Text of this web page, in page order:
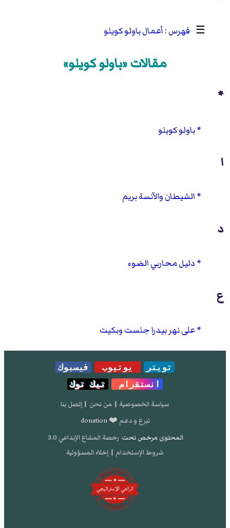
☰ أعمال باولو كويلو
مقالات «باولو كويلو»
*
باولو كويلو
ا
الشيطان والآنسة بريم
د
دليل محاربي الضوء
ع
على نهر بيدرا جلست وبكيت
تويتر يوتيوب
فيسبوك
انستقرام
تيك توك
سياسة الخصوصية | من نحن | إتصل بنا
تبرع و دعم ❤️ donation
المحتوى مرخص تحت رخصة المشاع الإبداعي 3.0
شروط الإستخدام | إخلاء المسؤولية